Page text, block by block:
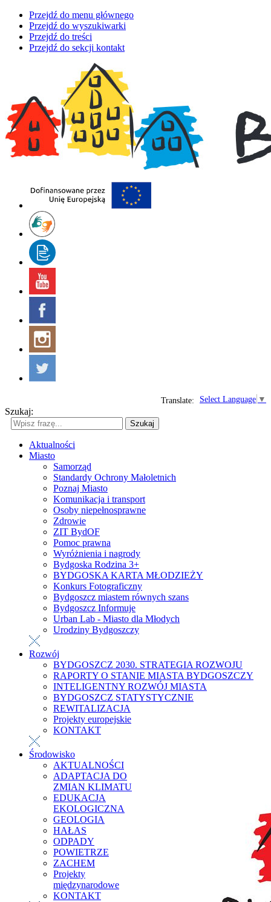
Przejdź do menu głównego
Przejdź do wyszukiwarki
Przejdź do treści
Przejdź do sekcji kontakt
Select Language ▼
Translate:
Szukaj:
Szukaj
Aktualności
Miasto
Samorząd
Standardy Ochrony Małoletnich
Poznaj Miasto
Komunikacja i transport
Osoby niepełnosprawne
Zdrowie
ZIT BydOF
Pomoc prawna
Wyróżnienia i nagrody
Bydgoska Rodzina 3+
BYDGOSKA KARTA MŁODZIEŻY
Konkurs Fotograficzny
Bydgoszcz miastem równych szans
Bydgoszcz Informuje
Urban Lab - Miasto dla Młodych
Urodziny Bydgoszczy
Rozwój
BYDGOSZCZ 2030. STRATEGIA ROZWOJU
RAPORTY O STANIE MIASTA BYDGOSZCZY
INTELIGENTNY ROZWÓJ MIASTA
BYDGOSZCZ STATYSTYCZNIE
REWITALIZACJA
Projekty europejskie
KONTAKT
Środowisko
AKTUALNOŚCI
ADAPTACJA DO
ZMIAN KLIMATU
EDUKACJA
EKOLOGICZNA
GEOLOGIA
HAŁAS
ODPADY
POWIETRZE
ZACHEM
Projekty
międzynarodowe
KONTAKT